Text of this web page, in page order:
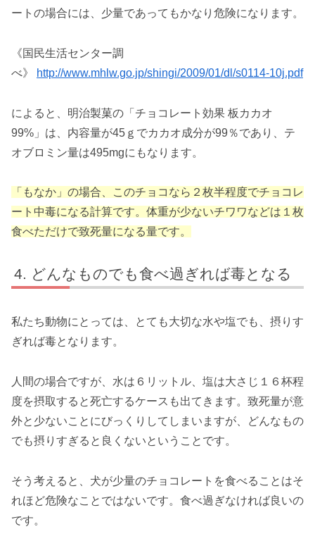
ートの場合には、少量であってもかなり危険になります。
《国民生活センター調
べ》
http://www.mhlw.go.jp/shingi/2009/01/dl/s0114-10j.pdf
によると、明治製菓の「チョコレート効果 板カカオ
99%」は、内容量が45ｇでカカオ成分が99％であり、テ
オブロミン量は495mgにもなります。
「もなか」の場合、このチョコなら２枚半程度でチョコレ
ート中毒になる計算です。体重が少ないチワワなどは１枚
食べただけで致死量になる量です。
どんなものでも食べ過ぎれば毒となる
私たち動物にとっては、とても大切な水や塩でも、摂りす
ぎれば毒となります。
人間の場合ですが、水は６リットル、塩は大さじ１６杯程
度を摂取すると死亡するケースも出てきます。致死量が意
外と少ないことにびっくりしてしまいますが、どんなもの
でも摂りすぎると良くないということです。
そう考えると、犬が少量のチョコレートを食べることはそ
れほど危険なことではないです。食べ過ぎなければ良いの
です。